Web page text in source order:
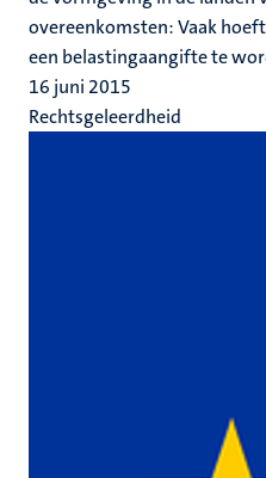
overeenkomsten: Vaak
een belastingaangifte te
16 juni 2015
Rechtsgeleerdheid